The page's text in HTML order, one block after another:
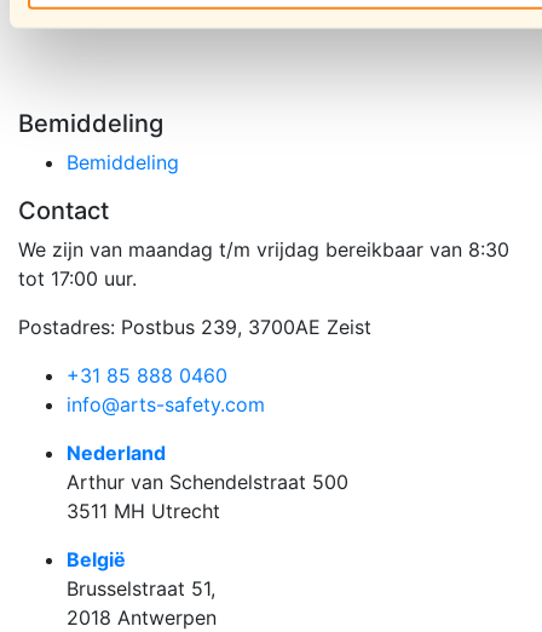
Integrale Veiligheidskundige (IVK)
Bemiddeling
Bemiddeling
Contact
We zijn van maandag t/m vrijdag bereikbaar van 8:30
tot 17:00 uur.
Postadres: Postbus 239, 3700AE Zeist
+31 85 888 0460
info@arts-safety.com
Nederland
Arthur van Schendelstraat 500
3511 MH Utrecht
België
Brusselstraat 51,
2018 Antwerpen